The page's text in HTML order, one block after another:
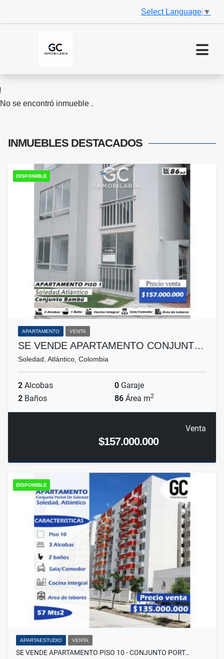
Select Language ▼
No se encontró inmueble .
INMUEBLES DESTACADOS
DISPONIBLE
APARTAMENTO VENTA
SE VENDE APARTAMENTO CONJUNT…
Soledad, Atlántico, Colombia
2 Alcobas 0 Garaje
2 Baños 86 Área m2
Venta
$157.000.000
DISPONIBLE
APARTAESTUDIO VENTA
SE VENDE APARTAMENTO PISO 10 - CONJUNTO PORT…